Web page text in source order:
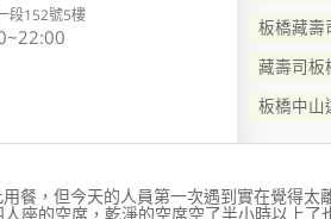
段152號5樓
板橋藏壽
藏壽司板
板橋中山
餐，但今天的人員第一次遇到實在覺得太
座的空席，乾淨的空席空了半小時以上